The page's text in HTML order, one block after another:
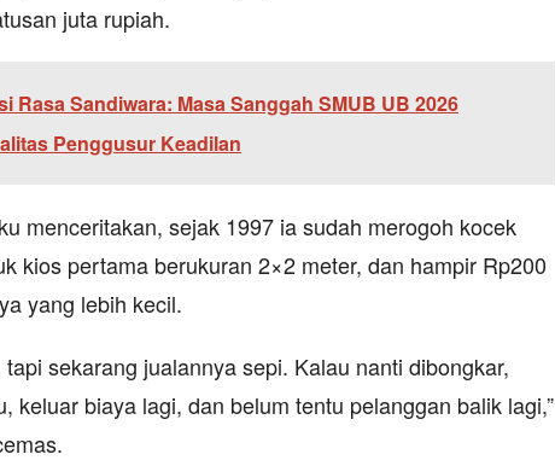
juta rupiah.
Rasa Sandiwara: Masa Sanggah SMUB UB 2026
Penggusur Keadilan
menceritakan, sejak 1997 ia sudah merogoh kocek
kios pertama berukuran 2×2 meter, dan hampir Rp200
yang lebih kecil.
sekarang jualannya sepi. Kalau nanti dibongkar,
keluar biaya lagi, dan belum tentu pelanggan balik lagi,”